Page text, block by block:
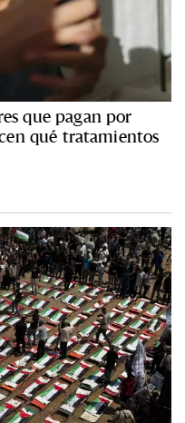
que pagan por
qué tratamientos